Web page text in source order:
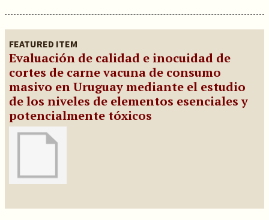
FEATURED ITEM
Evaluación de calidad e inocuidad de
cortes de carne vacuna de consumo
masivo en Uruguay mediante el estudio
de los niveles de elementos esenciales y
potencialmente tóxicos